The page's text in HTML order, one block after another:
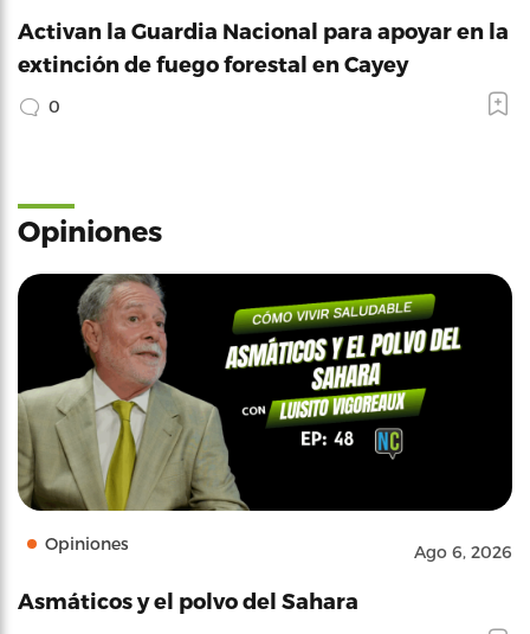
Activan la Guardia Nacional para apoyar en la
extinción de fuego forestal en Cayey
0
Opiniones
Opiniones Ago 6, 2026
Asmáticos y el polvo del Sahara